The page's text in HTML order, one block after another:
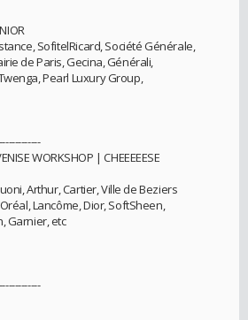
SofitelRicard, Société Générale,
de Paris, Gecina, Générali,
Pearl Luxury Group,
WORKSHOP | CHEEEEESE
Arthur, Cartier, Ville de Beziers
Lancôme, Dior, SoftSheen,
Garnier, etc